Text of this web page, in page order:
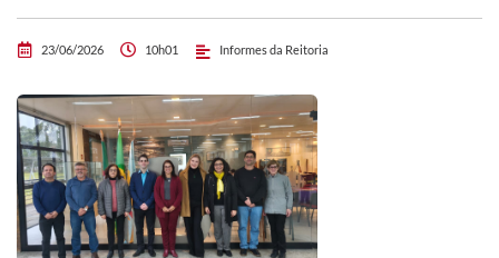
23/06/2026 10h01 Informes da Reitoria